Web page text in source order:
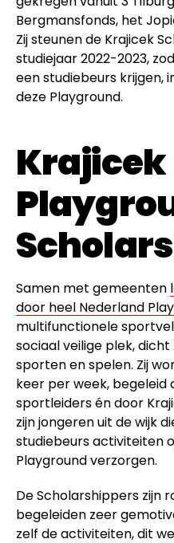
Bergmansfonds, het
Zij steunen de Krajicek
studiejaar 2022-2023,
een studiebeurs krijgen,
deze Playground.
Krajicek
Samen met gemeenten
door heel Nederland
multifunctionele
sociaal veilige plek,
sporten en spelen. Zij
keer per week, begeleid
sportleiders én door
zijn jongeren uit de wijk
studiebeurs activiteiten
Playground verzorgen.
De Scholarshippers zijn
begeleiden zeer
zelf de activiteiten, dit